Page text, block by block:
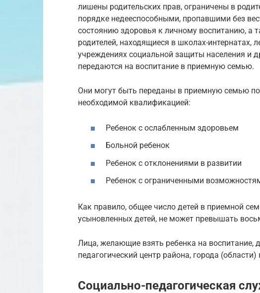
лишены родительских прав, ограничены в
порядке недееспособными, пропавшими без
состоянию здоровья к личному воспитанию, а
родителей, находящиеся в школах-интернатах,
учреждениях социальной защиты населения и
передаются на воспитание в приемную семью.
Они могут быть переданы в приемную семью
необходимой квалификацией:
Ребенок с ослабленным здоровьем
Больной ребенок
Ребенок с отклонениями в развитии
Ребенок с ограниченными
Как правило, общее число детей в приемной
усыновленных детей, не может превышать
Лица, желающие взять ребенка на воспитание,
педагогический центр района, города
Социально-педагогическая